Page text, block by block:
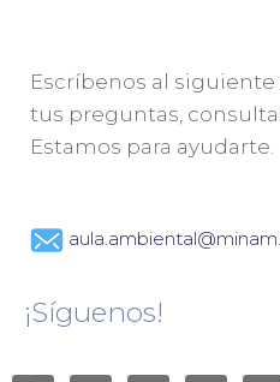
Escríbenos al
tus preguntas,
Estamos para ayudarte.
¡Síguenos!